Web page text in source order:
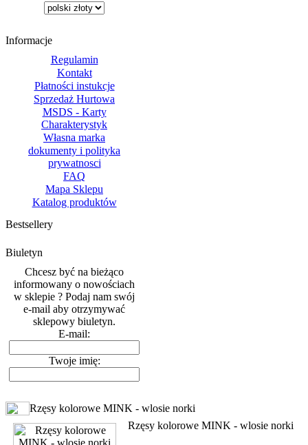
Informacje
Regulamin
Kontakt
Płatności instukcje
Sprzedaż Hurtowa
MSDS - Karty
Charakterystyk
Własna marka
dokumenty i polityka
prywatnosci
FAQ
Mapa Sklepu
Katalog produktów
Bestsellery
Biuletyn
Chcesz być na bieżąco
informowany o nowościach
w sklepie ? Podaj nam swój
e-mail aby otrzymywać
sklepowy biuletyn.
E-mail:
Twoje imię:
Rzęsy kolorowe MINK - wlosie norki
Rzęsy kolorowe MINK - wlosie norki